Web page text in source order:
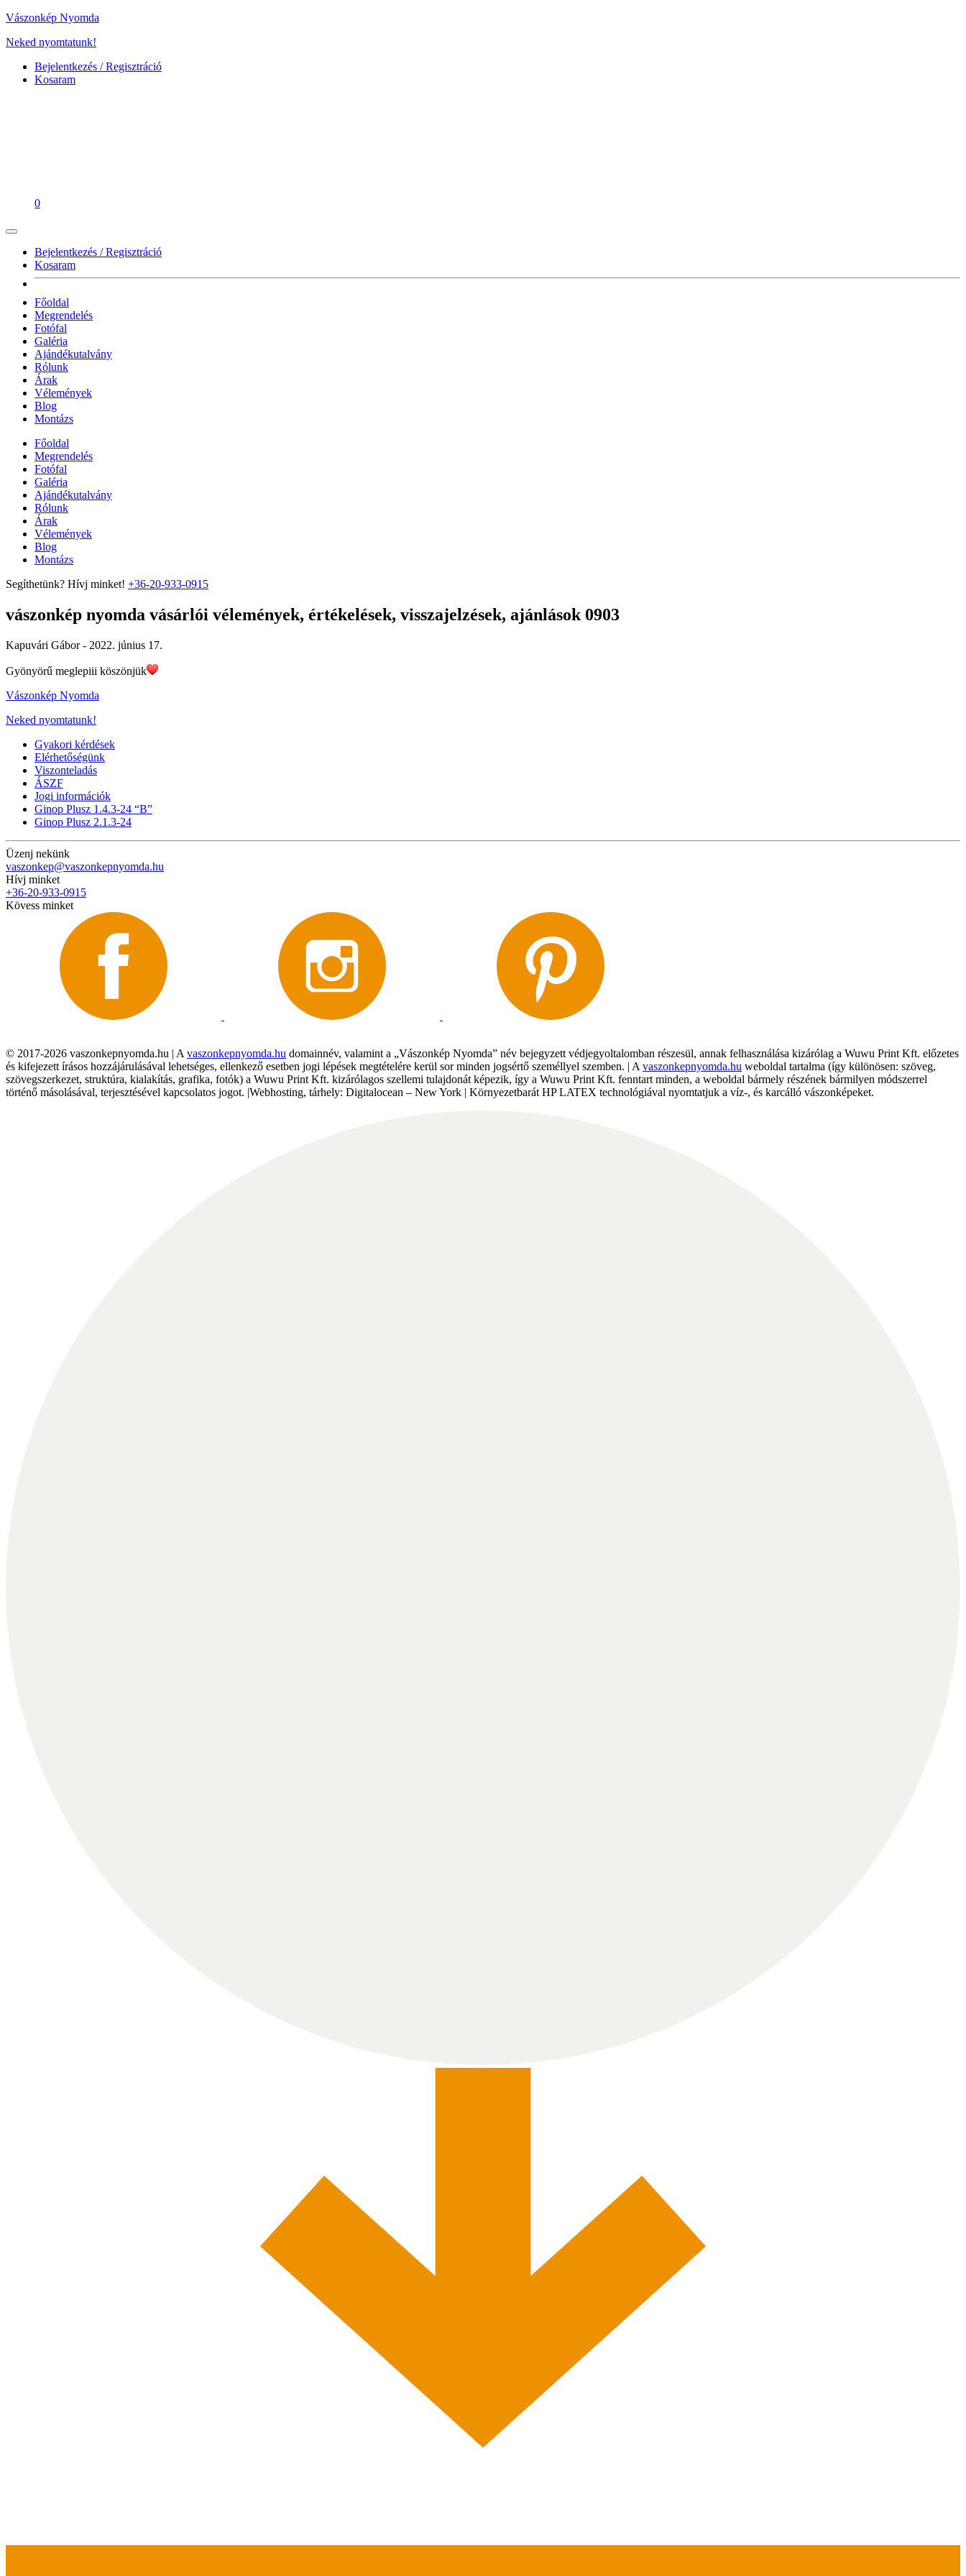
Vászonkép Nyomda
Neked nyomtatunk!
Bejelentkezés / Regisztráció
Kosaram
0
Bejelentkezés / Regisztráció
Kosaram
Főoldal
Megrendelés
Fotófal
Galéria
Ajándékutalvány
Rólunk
Árak
Vélemények
Blog
Montázs
Főoldal
Megrendelés
Fotófal
Galéria
Ajándékutalvány
Rólunk
Árak
Vélemények
Blog
Montázs
Segíthetünk? Hívj minket! +36-20-933-0915
vászonkép nyomda vásárlói vélemények, értékelések, visszajelzések, ajánlások 0903
Kapuvári Gábor - 2022. június 17.
Gyönyörű meglepiii köszönjük
Vászonkép Nyomda
Neked nyomtatunk!
Gyakori kérdések
Elérhetőségünk
Viszonteladás
ÁSZF
Jogi információk
Ginop Plusz 1.4.3-24 “B”
Ginop Plusz 2.1.3-24
Üzenj nekünk
vaszonkep@vaszonkepnyomda.hu
Hívj minket
+36-20-933-0915
Kövess minket
© 2017-2026 vaszonkepnyomda.hu | A vaszonkepnyomda.hu domainnév, valamint a „Vászonkép Nyomda” név bejegyzett védjegyoltalomban részesül, annak felhasználása kizárólag a Wuwu Print Kft. előzetes
és kifejezett írásos hozzájárulásával lehetséges, ellenkező esetben jogi lépések megtételére kerül sor minden jogsértő személlyel szemben. | A vaszonkepnyomda.hu weboldal tartalma (így különösen: szöveg,
szövegszerkezet, struktúra, kialakítás, grafika, fotók) a Wuwu Print Kft. kizárólagos szellemi tulajdonát képezik, így a Wuwu Print Kft. fenntart minden, a weboldal bármely részének bármilyen módszerrel
történő másolásával, terjesztésével kapcsolatos jogot. |Webhosting, tárhely: Digitalocean – New York | Környezetbarát HP LATEX technológiával nyomtatjuk a víz-, és karcálló vászonképeket.